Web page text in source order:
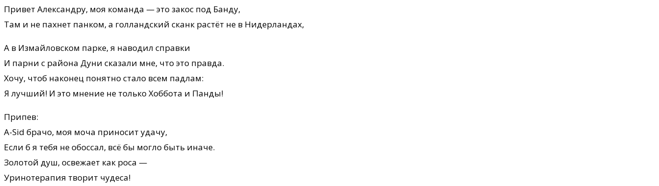
Привет Александру, моя команда — это закос под Банду,
Там и не пахнет панком, а голландский сканк растёт не в Нидерландах,
А в Измайловском парке, я наводил справки
И парни с района Дуни сказали мне, что это правда.
Хочу, чтоб наконец понятно стало всем падлам:
Я лучший! И это мнение не только Хоббота и Панды!
Припев:
A-Sid брачо, моя моча приносит удачу,
Если б я тебя не обоссал, всё бы могло быть иначе.
Золотой душ, освежает как роса —
Уринотерапия творит чудеса!